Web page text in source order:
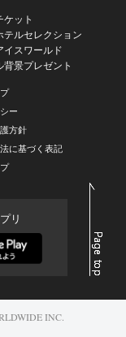
ケット
テルセレクション
イスワールド
背景プレゼント
ー
方針
に基づく表記
リ
INC.